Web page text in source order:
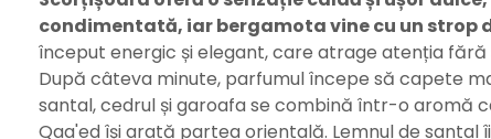
condimentată, iar bergamota vine cu un strop
început energic și elegant, care atrage atenția fără
După câteva minute, parfumul începe să capete
santal, cedrul și garoafa se combină într-o aromă
Qaa'ed își arată partea orientală. Lemnul de santal